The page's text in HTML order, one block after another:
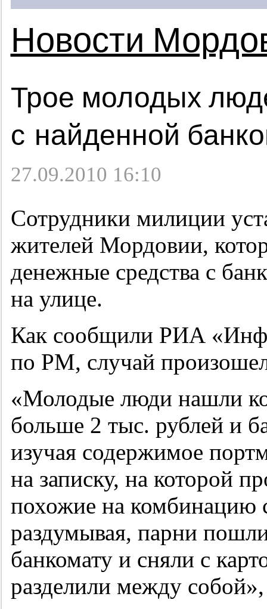
Новости
Трое молодых
с найденной
27.09.2010 16:10
Сотрудники милиции
жителей Мордовии,
денежные средства с
на улице.
Как сообщили РИА
по РМ, случай
«Молодые люди нашли
больше 2 тыс. рублей и
изучая содержимое
на записку, на которой
похожие на комбинацию
раздумывая, парни
банкомату и сняли с
разделили между